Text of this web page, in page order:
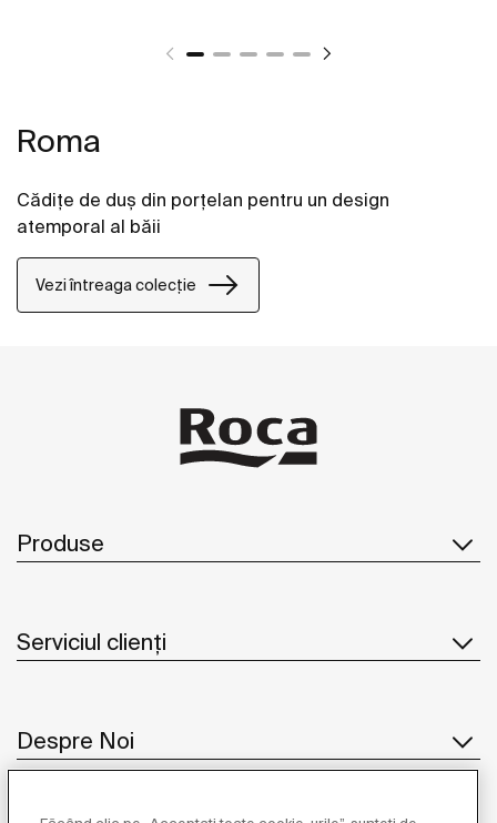
Roma
Cădițe de duș din porțelan pentru un design
atemporal al băii
Vezi întreaga colecție
Produse
Serviciul clienți
Despre Noi